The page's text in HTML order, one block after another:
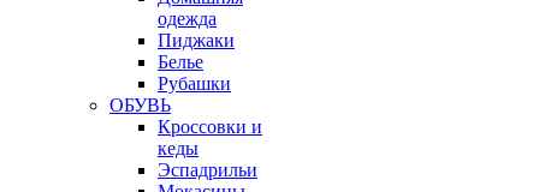
одежда
Пиджаки
Белье
Рубашки
ОБУВЬ
Кроссовки и
кеды
Эспадрильи